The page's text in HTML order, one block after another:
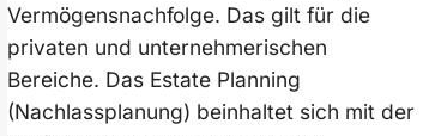
Vermögensnachfolge. Das gilt für die
privaten und unternehmerischen
Bereiche. Das Estate Planning
(Nachlassplanung) beinhaltet sich mit der